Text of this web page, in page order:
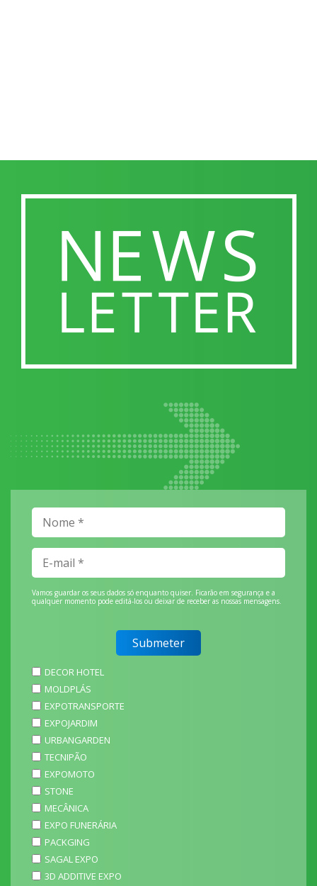
Vamos guardar os seus dados só enquanto quiser. Ficarão em segurança e a
qualquer momento pode editá-los ou deixar de receber as nossas mensagens.
DECOR HOTEL
MOLDPLÁS
EXPOTRANSPORTE
EXPOJARDIM
URBANGARDEN
TECNIPÃO
EXPOMOTO
STONE
MECÂNICA
EXPO FUNERÁRIA
PACKGING
SAGAL EXPO
3D ADDITIVE EXPO